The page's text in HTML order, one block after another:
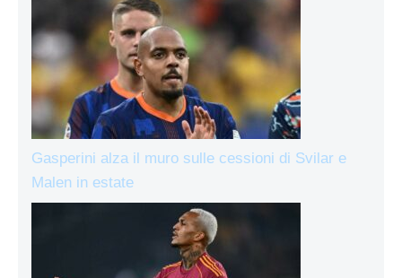
Gasperini alza il muro sulle cessioni di Svilar e
Malen in estate